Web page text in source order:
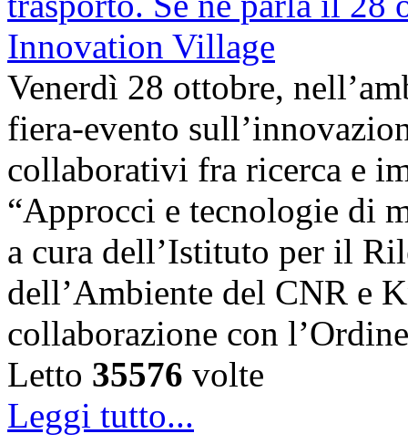
Venerdì 28 ottobre,
fiera-evento
collaborativi fra ricerca e
“Approcci e tecnologie di
a cura dell’Istituto per il
dell’Ambiente del CNR e
collaborazione con
Letto 35576 volte
Leggi tutto...